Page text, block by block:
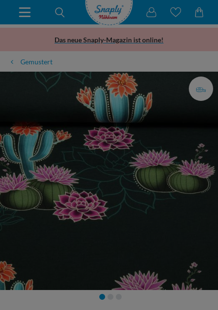
Das neue Snaply-Magazin ist online!
Gemustert